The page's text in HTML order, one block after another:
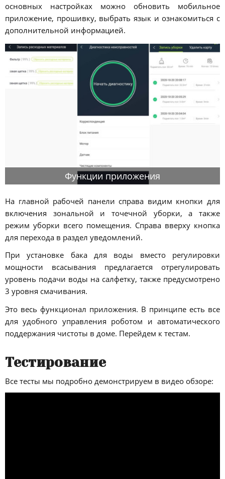
основных настройках можно обновить мобильное
приложение, прошивку, выбрать язык и ознакомиться с
дополнительной информацией.
Функции приложения
На главной рабочей панели справа видим кнопки для
включения зональной и точечной уборки, а также
режим уборки всего помещения. Справа вверху кнопка
для перехода в раздел уведомлений.
При установке бака для воды вместо регулировки
мощности всасывания предлагается отрегулировать
уровень подачи воды на салфетку, также предусмотрено
3 уровня смачивания.
Это весь функционал приложения. В принципе есть все
для удобного управления роботом и автоматического
поддержания чистоты в доме. Перейдем к тестам.
Тестирование
Все тесты мы подробно демонстрируем в видео обзоре: